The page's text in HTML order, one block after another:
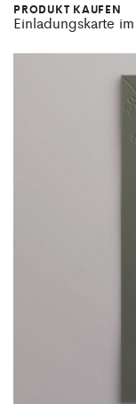
PRODUKT KAUFEN
Einladungskarte